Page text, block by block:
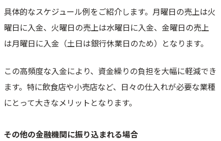
具体的なスケジュール例をご紹介します。月曜日の売上は火
曜日に入金、火曜日の売上は水曜日に入金、金曜日の売上
は月曜日に入金（土日は銀行休業日のため）となります。
この高頻度な入金により、資金繰りの負担を大幅に軽減でき
ます。特に飲食店や小売店など、日々の仕入れが必要な業種
にとって大きなメリットとなります。
その他の金融機関に振り込まれる場合